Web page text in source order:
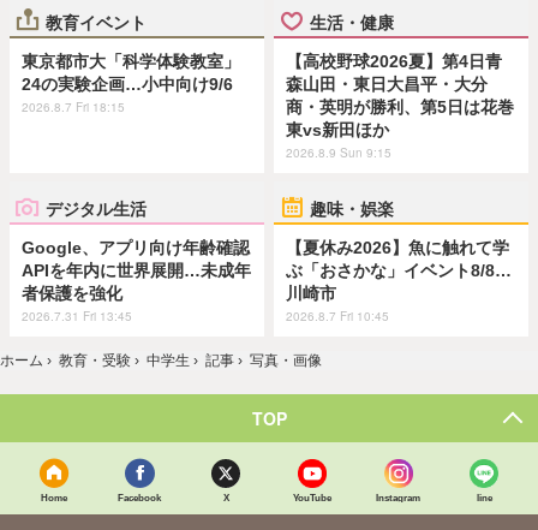
教育イベント
東京都市大「科学体験教室」
24の実験企画…小中向け9/6
2026.8.7 Fri 18:15
生活・健康
【高校野球2026夏】第4日青
森山田・東日大昌平・大分
商・英明が勝利、第5日は花巻
東vs新田ほか
2026.8.9 Sun 9:15
デジタル生活
Google、アプリ向け年齢確認
APIを年内に世界展開…未成年
者保護を強化
2026.7.31 Fri 13:45
趣味・娯楽
【夏休み2026】魚に触れて学
ぶ「おさかな」イベント8/8…
川崎市
2026.8.7 Fri 10:45
ホーム › 教育・受験 › 中学生 › 記事 › 写真・画像
TOP
Home Facebook X YouTube Instagram line